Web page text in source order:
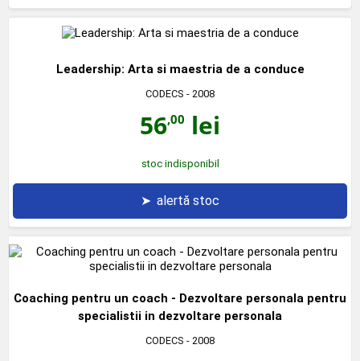
Leadership: Arta si maestria de a conduce
CODECS - 2008
56,00 lei
stoc indisponibil
➤ alertă stoc
Coaching pentru un coach - Dezvoltare personala pentru
specialistii in dezvoltare personala
CODECS - 2008